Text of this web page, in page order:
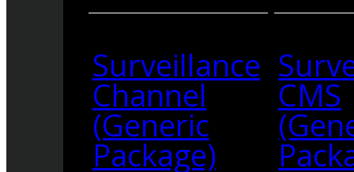
Surveillance
Channel
(Generic
Package)
CMS